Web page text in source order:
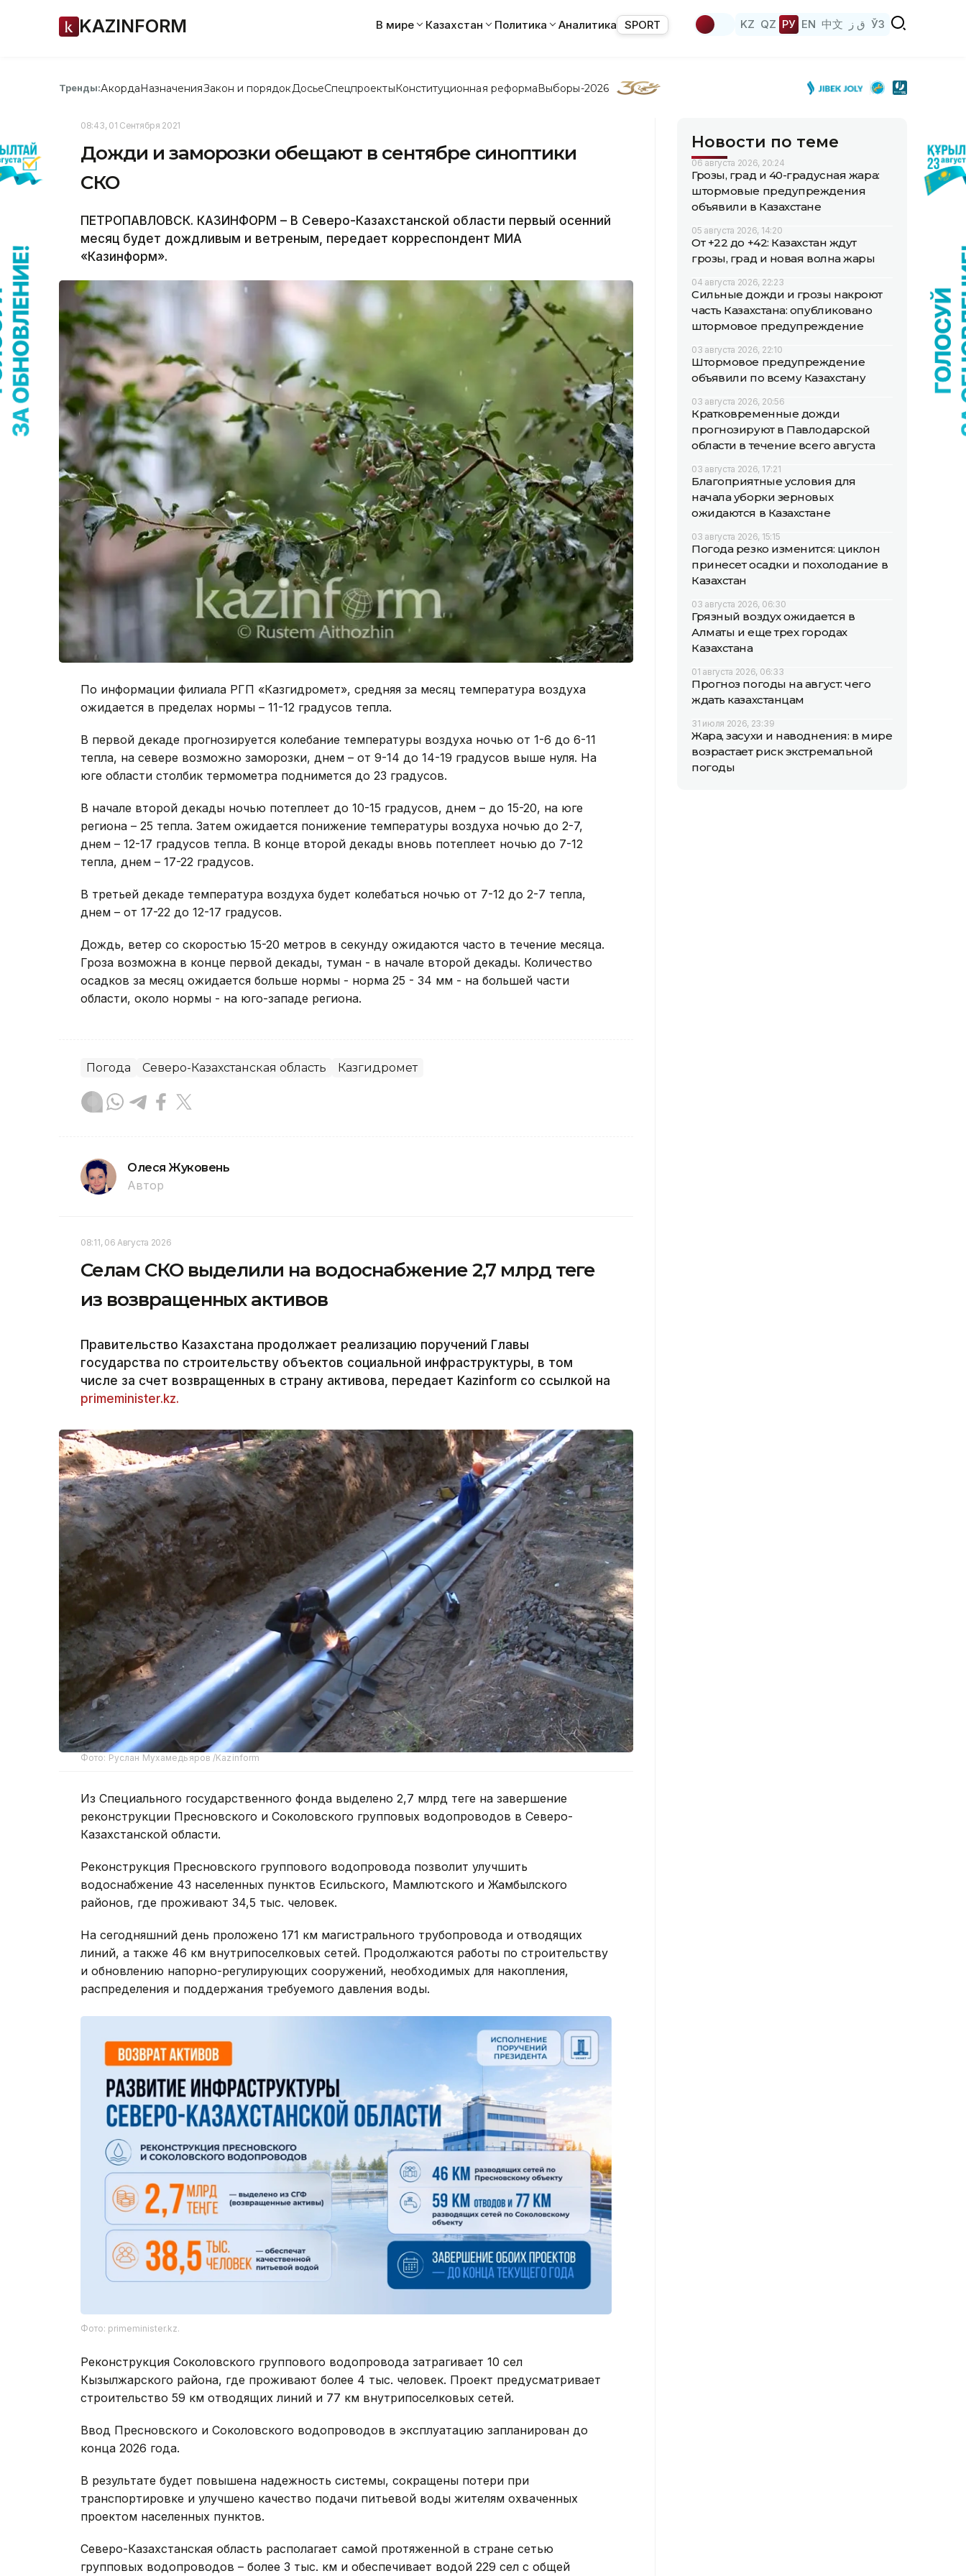
KAZINFORM В мире Казахстан Политика Аналитика SPORT KZ QZ РУ EN 中文 ق ز ЎЗ
Тренды:АкордаНазначенияЗакон и порядок ДосьеСпецпроектыКонституционная реформаВыборы-2026
08:43, 01 Сентября 2021
Дожди и заморозки обещают в сентябре синоптики
СКО
ПЕТРОПАВЛОВСК. КАЗИНФОРМ – В Северо-Казахстанской области первый осенний
месяц будет дождливым и ветреным, передает корреспондент МИА
«Казинформ».
По информации филиала РГП «Казгидромет», средняя за месяц температура воздуха
ожидается в пределах нормы – 11-12 градусов тепла.
В первой декаде прогнозируется колебание температуры воздуха ночью от 1-6 до 6-11
тепла, на севере возможно заморозки, днем – от 9-14 до 14-19 градусов выше нуля. На
юге области столбик термометра поднимется до 23 градусов.
В начале второй декады ночью потеплеет до 10-15 градусов, днем – до 15-20, на юге
региона – 25 тепла. Затем ожидается понижение температуры воздуха ночью до 2-7,
днем – 12-17 градусов тепла. В конце второй декады вновь потеплеет ночью до 7-12
тепла, днем – 17-22 градусов.
В третьей декаде температура воздуха будет колебаться ночью от 7-12 до 2-7 тепла,
днем – от 17-22 до 12-17 градусов.
Дождь, ветер со скоростью 15-20 метров в секунду ожидаются часто в течение месяца.
Гроза возможна в конце первой декады, туман - в начале второй декады. Количество
осадков за месяц ожидается больше нормы - норма 25 - 34 мм - на большей части
области, около нормы - на юго-западе региона.
Погода Северо-Казахстанская область Казгидромет
Олеся Жуковень
Автор
08:11, 06 Августа 2026
Селам СКО выделили на водоснабжение 2,7 млрд теңге
из возвращенных активов
Правительство Казахстана продолжает реализацию поручений Главы
государства по строительству объектов социальной инфраструктуры, в том
числе за счет возвращенных в страну активова, передает Kazinform со ссылкой на
primeminister.kz.
Фото: Руслан Мухамедьяров /Kazinform
Из Специального государственного фонда выделено 2,7 млрд теңге на завершение
реконструкции Пресновского и Соколовского групповых водопроводов в Северо-
Казахстанской области.
Реконструкция Пресновского группового водопровода позволит улучшить
водоснабжение 43 населенных пунктов Есильского, Мамлютского и Жамбылского
районов, где проживают 34,5 тыс. человек.
На сегодняшний день проложено 171 км магистрального трубопровода и отводящих
линий, а также 46 км внутрипоселковых сетей. Продолжаются работы по строительству
и обновлению напорно-регулирующих сооружений, необходимых для накопления,
распределения и поддержания требуемого давления воды.
Фото: primeminister.kz.
Реконструкция Соколовского группового водопровода затрагивает 10 сел
Кызылжарского района, где проживают более 4 тыс. человек. Проект предусматривает
строительство 59 км отводящих линий и 77 км внутрипоселковых сетей.
Ввод Пресновского и Соколовского водопроводов в эксплуатацию запланирован до
конца 2026 года.
В результате будет повышена надежность системы, сокращены потери при
транспортировке и улучшено качество подачи питьевой воды жителям охваченных
проектом населенных пунктов.
Северо-Казахстанская область располагает самой протяженной в стране сетью
групповых водопроводов – более 3 тыс. км и обеспечивает водой 229 сел с общей
Новости по теме
06 августа 2026, 20:24
Грозы, град и 40-градусная жара:
штормовые предупреждения
объявили в Казахстане
05 августа 2026, 14:20
От +22 до +42: Казахстан ждут
грозы, град и новая волна жары
04 августа 2026, 22:23
Сильные дожди и грозы накроют
часть Казахстана: опубликовано
штормовое предупреждение
03 августа 2026, 22:10
Штормовое предупреждение
объявили по всему Казахстану
03 августа 2026, 20:56
Кратковременные дожди
прогнозируют в Павлодарской
области в течение всего августа
03 августа 2026, 17:21
Благоприятные условия для
начала уборки зерновых
ожидаются в Казахстане
03 августа 2026, 15:15
Погода резко изменится: циклон
принесет осадки и похолодание в
Казахстан
03 августа 2026, 06:30
Грязный воздух ожидается в
Алматы и еще трех городах
Казахстана
01 августа 2026, 06:33
Прогноз погоды на август: чего
ждать казахстанцам
31 июля 2026, 23:39
Жара, засухи и наводнения: в мире
возрастает риск экстремальной
погоды